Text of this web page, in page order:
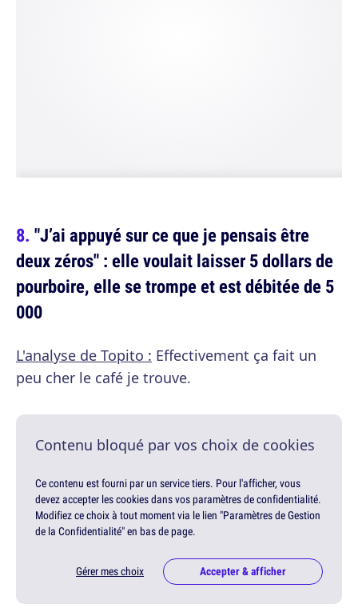
"J’ai appuyé sur ce que je pensais être
deux zéros" : elle voulait laisser 5 dollars de
pourboire, elle se trompe et est débitée de 5
000
L'analyse de Topito : Effectivement ça fait un
peu cher le café je trouve.
Contenu bloqué par vos choix de cookies
Ce contenu est fourni par un service tiers. Pour l'afficher, vous
devez accepter les cookies dans vos paramètres de confidentialité.
Modifiez ce choix à tout moment via le lien "Paramètres de Gestion
de la Confidentialité" en bas de page.
Gérer mes choix Accepter & afficher